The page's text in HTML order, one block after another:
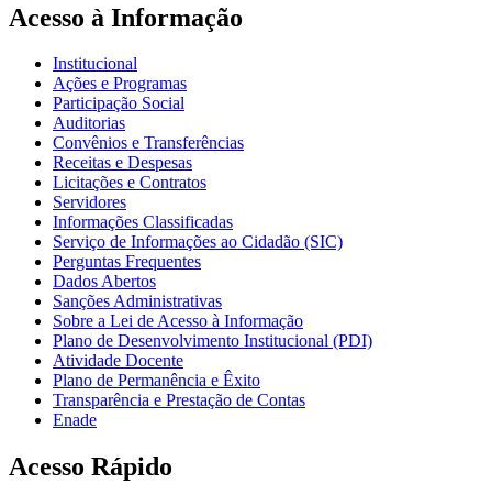
Acesso à Informação
Institucional
Ações e Programas
Participação Social
Auditorias
Convênios e Transferências
Receitas e Despesas
Licitações e Contratos
Servidores
Informações Classificadas
Serviço de Informações ao Cidadão (SIC)
Perguntas Frequentes
Dados Abertos
Sanções Administrativas
Sobre a Lei de Acesso à Informação
Plano de Desenvolvimento Institucional (PDI)
Atividade Docente
Plano de Permanência e Êxito
Transparência e Prestação de Contas
Enade
Acesso Rápido